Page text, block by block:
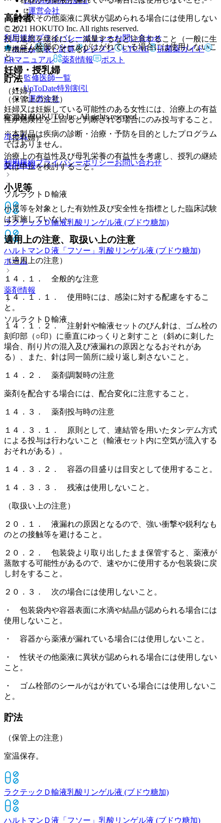
・ 性状その他薬液に異状が認められる場合には使用しない
こと。
・ ゴム栓部のシールがはがれている場合には使用しないこ
と。
貯法
（保管上の注意）
室温保存。
ホーム
薬剤情報
ソルラクトＤ輸液
ラクテックＤ輸液乳酸リンゲル液 (ブドウ糖加)
ハルトマンＤ液「フソー」 乳酸リンゲル液 (ブドウ糖加)
ホーム
薬剤情報
ソルラクトＤ輸液
高齢者
投与速度を緩徐にし、減量するなど注意すること（一般に生
理機能が低下している）。
妊婦・授乳婦
（妊婦）
妊婦又は妊娠している可能性のある女性には、治療上の有益
性が危険性を上回ると判断される場合にのみ投与すること。
（授乳婦）
治療上の有益性及び母乳栄養の有益性を考慮し、授乳の継続
又は中止を検討すること。
小児等
小児等を対象とした有効性及び安全性を指標とした臨床試験
は実施していない。
適用上の注意、取扱い上の注意
（適用上の注意）
１４．１． 全般的な注意
１４．１．１． 使用時には、感染に対する配慮をするこ
と。
１４．１．２． 注射針や輸液セットのびん針は、ゴム栓の
刻印部（○印）に垂直にゆっくりと刺すこと（斜めに刺した
場合、削り片の混入及び液漏れの原因となるおそれがあ
る）、また、針は同一箇所に繰り返し刺さないこと。
１４．２． 薬剤調製時の注意
薬剤を配合する場合には、配合変化に注意すること。
１４．３． 薬剤投与時の注意
１４．３．１． 原則として、連結管を用いたタンデム方式
による投与は行わないこと（輸液セット内に空気が流入する
おそれがある）。
１４．３．２． 容器の目盛りは目安として使用すること。
１４．３．３． 残液は使用しないこと。
（取扱い上の注意）
２０．１． 液漏れの原因となるので、強い衝撃や鋭利なも
のとの接触等を避けること。
２０．２． 包装袋より取り出したまま保管すると、薬液が
蒸散する可能性があるので、速やかに使用するか包装袋に戻
し封をすること。
２０．３． 次の場合には使用しないこと。
・ 包装袋内や容器表面に水滴や結晶が認められる場合には
使用しないこと。
・ 容器から薬液が漏れている場合には使用しないこと。
・ 性状その他薬液に異状が認められる場合には使用しない
こと。
・ ゴム栓部のシールがはがれている場合には使用しないこ
と。
貯法
（保管上の注意）
室温保存。
ラクテックＤ輸液乳酸リンゲル液 (ブドウ糖加)
ハルトマンＤ液「フソー」 乳酸リンゲル液 (ブドウ糖加)
運営会社
© 2021 HOKUTO Inc. All rights reserved.
利用規約プライバシーポリシーお問い合わせ
ホーム
表・計算 レジメン CTCAE
抗菌薬ガイド
ERマニュアル
薬剤情報 ポスト
監修医師一覧
UpToDate特別割引
運営会社
© 2021 HOKUTO Inc. All rights reserved.
※本製品は疾病の診断・治療・予防を目的としたプログラム
ではありません。
利用規約プライバシーポリシーお問い合わせ